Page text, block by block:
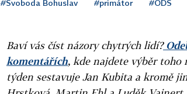
#Svoboda Bohuslav #primátor #ODS
Baví vás číst názory chytrých lidí?
komentářích, kde najdete výběr toho
týden sestavuje Jan Kubita a kromě